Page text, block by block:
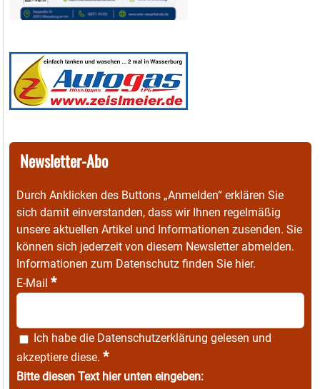
Newsletter-Abo
Durch Anklicken des Buttons „Anmelden“ erklären Sie
sich damit einverstanden, dass wir Ihnen regelmäßig
unsere aktuellen Artikel und Informationen zusenden. Sie
können sich jederzeit von diesem Newsletter abmelden.
Informationen zum Datenschutz finden Sie hier.
E-Mail *
Ich habe die Datenschutzerklärung gelesen und
akzeptiere diese. *
Bitte diesen Text hier unten eingeben: